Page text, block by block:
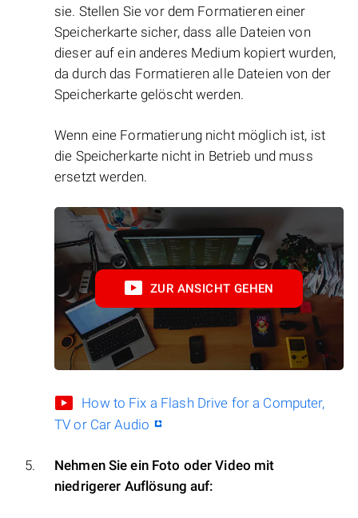
sie. Stellen Sie vor dem Formatieren einer
Speicherkarte sicher, dass alle Dateien von
dieser auf ein anderes Medium kopiert wurden,
da durch das Formatieren alle Dateien von der
Speicherkarte gelöscht werden.
Wenn eine Formatierung nicht möglich ist, ist
die Speicherkarte nicht in Betrieb und muss
ersetzt werden.
ZUR ANSICHT GEHEN
How to Fix a Flash Drive for a Computer,
TV or Car Audio
Nehmen Sie ein Foto oder Video mit
niedrigerer Auflösung auf: